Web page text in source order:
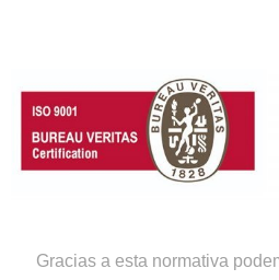
Gracias a esta normativa